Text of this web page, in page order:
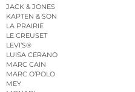
JACK & JONES
KAPTEN & SON
LA PRAIRIE
LE CREUSET
LEVI’S®
LUISA CERANO
MARC CAIN
MARC O’POLO
MEY